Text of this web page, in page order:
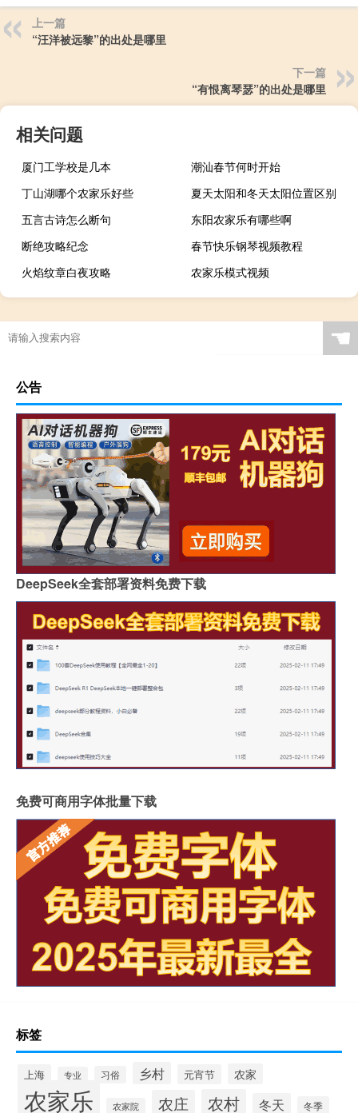
上一篇
“汪洋被远黎”的出处是哪里
下一篇
“有恨离琴瑟”的出处是哪里
相关问题
厦门工学校是几本
潮汕春节何时开始
丁山湖哪个农家乐好些
夏天太阳和冬天太阳位置区别
五言古诗怎么断句
东阳农家乐有哪些啊
断绝攻略纪念
春节快乐钢琴视频教程
火焰纹章白夜攻略
农家乐模式视频
☚
公告
DeepSeek全套部署资料免费下载
免费可商用字体批量下载
标签
上海 专业 习俗 乡村 元宵节 农家
农家乐 农家院 农庄 农村 冬天 冬季